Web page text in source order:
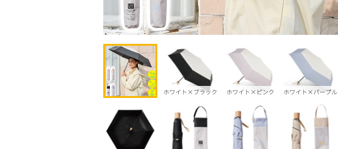
ホワイト×ブラック ホワイト×ピンク ホワイト×パープル